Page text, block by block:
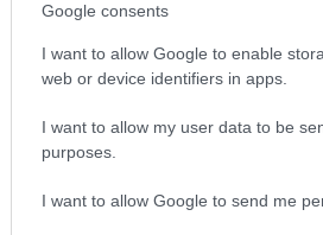
Google consents
I want to allow Google to enable
web or device identifiers in apps.
I want to allow my user data to be
purposes.
I want to allow Google to send me